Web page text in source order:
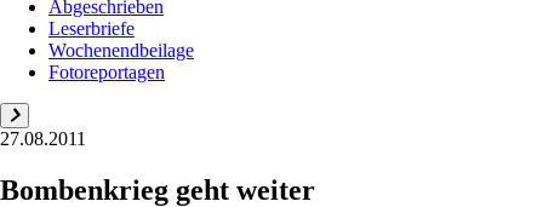
Abgeschrieben
Leserbriefe
Wochenendbeilage
Fotoreportagen
27.08.2011
Bombenkrieg geht weiter